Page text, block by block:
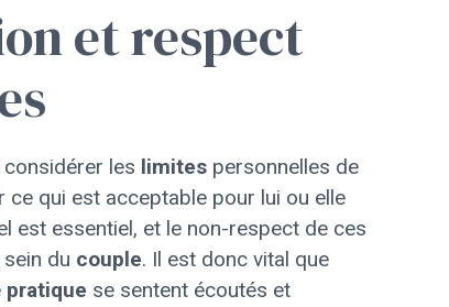
et respect
les limites personnelles de
qui est acceptable pour lui ou elle
est essentiel, et le non-respect de ces
du couple. Il est donc vital que
pratique se sentent écoutés et